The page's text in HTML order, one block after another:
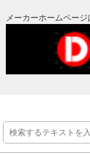
メーカーホームペー